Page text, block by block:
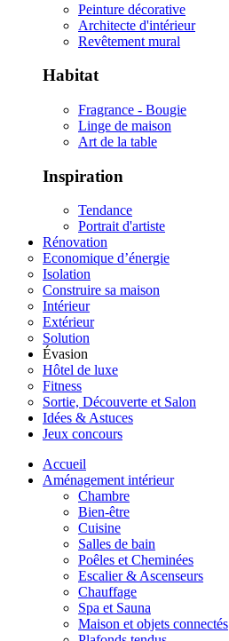
Peinture décorative
Architecte d'intérieur
Revêtement mural
Habitat
Fragrance - Bougie
Linge de maison
Art de la table
Inspiration
Tendance
Portrait d'artiste
Rénovation
Economique d’énergie
Isolation
Construire sa maison
Intérieur
Extérieur
Solution
Évasion
Hôtel de luxe
Fitness
Sortie, Découverte et Salon
Idées & Astuces
Jeux concours
Accueil
Aménagement intérieur
Chambre
Bien-être
Cuisine
Salles de bain
Poêles et Cheminées
Escalier & Ascenseurs
Chauffage
Spa et Sauna
Maison et objets connectés